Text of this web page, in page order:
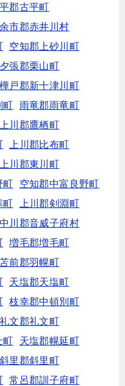
郡古平町
余市郡赤井川村
空知郡上砂川町
夕張郡栗山町
樺戸郡新十津川町
町
雨竜郡雨竜町
上川郡鷹栖町
上川郡比布町
上川郡東川町
町
空知郡中富良野町
町
上川郡剣淵町
中川郡音威子府村
増毛郡増毛町
苫前郡羽幌町
天塩郡天塩町
枝幸郡中頓別町
礼文郡礼文町
町
天塩郡幌延町
斜里郡斜里町
常呂郡訓子府町